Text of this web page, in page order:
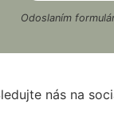
Odoslaním
nás na